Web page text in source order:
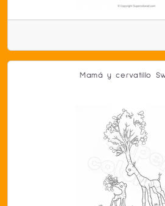
Mamá y cervatillo